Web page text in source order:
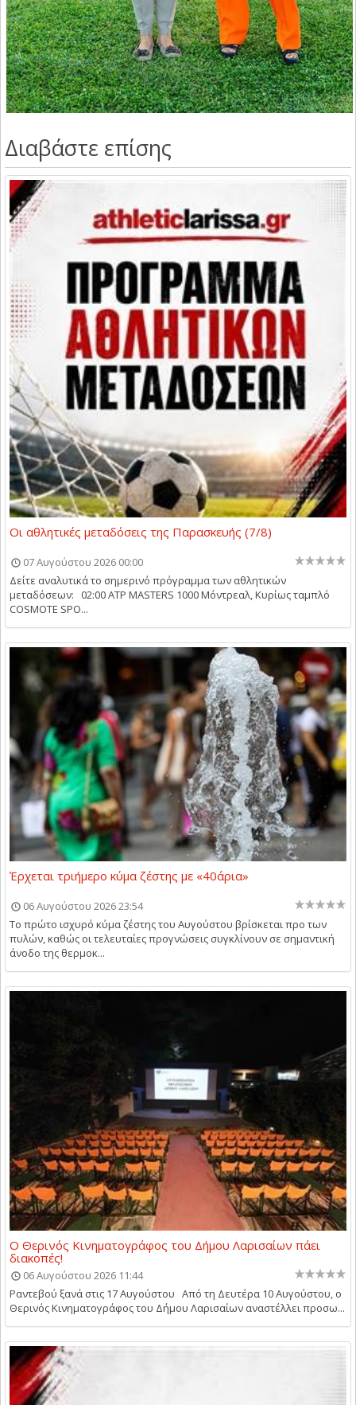
Διαβάστε επίσης
Οι αθλητικές μεταδόσεις της Παρασκευής (7/8)
07 Αυγούστου 2026 00:00
Δείτε αναλυτικά το σημερινό πρόγραμμα των αθλητικών
μεταδόσεων: 02:00 ATP MASTERS 1000 Μόντρεαλ, Κυρίως ταμπλό
COSMOTE SPO...
Έρχεται τριήμερο κύμα ζέστης με «40άρια»
06 Αυγούστου 2026 23:54
Το πρώτο ισχυρό κύμα ζέστης του Αυγούστου βρίσκεται προ των
πυλών, καθώς οι τελευταίες προγνώσεις συγκλίνουν σε σημαντική
άνοδο της θερμοκ...
Ο Θερινός Κινηματογράφος του Δήμου Λαρισαίων πάει
διακοπές!
06 Αυγούστου 2026 11:44
Ραντεβού ξανά στις 17 Αυγούστου Από τη Δευτέρα 10 Αυγούστου, ο
Θερινός Κινηματογράφος του Δήμου Λαρισαίων αναστέλλει προσω...